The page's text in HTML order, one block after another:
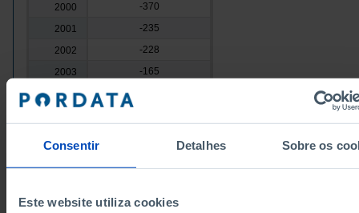
Consentir Detalhes Sobre os
Este website utiliza cookies
2000
-370
2001
-235
2002
-228
2003
-165
2004
2009
-26